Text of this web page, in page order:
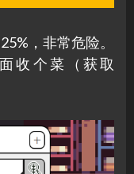
，非常危险。
收个菜（获取